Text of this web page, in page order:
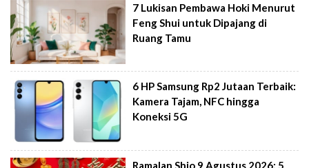
7 Lukisan Pembawa Hoki Menurut
Feng Shui untuk Dipajang di
Ruang Tamu
6 HP Samsung Rp2 Jutaan Terbaik:
Kamera Tajam, NFC hingga
Koneksi 5G
Ramalan Shio 9 Agustus 2026: 5